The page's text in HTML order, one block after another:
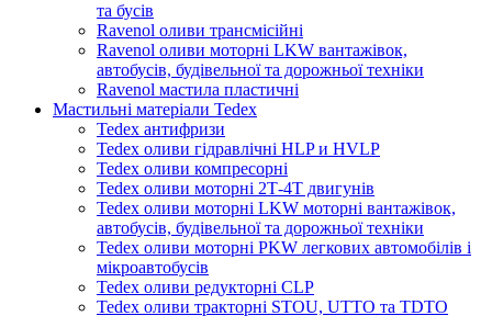
та бусів
Ravenol оливи трансмісійні
Ravenol оливи моторні LKW вантажівок,
автобусів, будівельної та дорожньої техніки
Ravenol мастила пластичні
Мастильні матеріали Tedex
Tedex антифризи
Tedex оливи гідравлічні HLP и HVLP
Tedex оливи компресорні
Tedex оливи моторні 2Т-4Т двигунів
Tedex оливи моторні LKW моторні вантажівок,
автобусів, будівельної та дорожньої техніки
Tedex оливи моторні PKW легкових автомобілів і
мікроавтобусів
Tedex оливи редукторні CLP
Tedex оливи тракторні STOU, UTTO та TDTO